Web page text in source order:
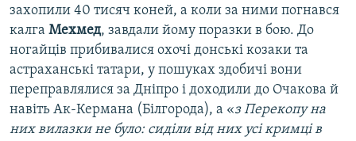
захопили 40 тисяч коней, а коли за ними погнався
калга Мехмед, завдали йому поразки в бою. До
ногайців прибивалися охочі донські козаки та
астраханські татари, у пошуках здобичі вони
переправлялися за Дніпро і доходили до Очакова й
навіть Ак-Кермана (Білгорода), а «з Перекопу на
них вилазки не було: сиділи від них усі кримці в